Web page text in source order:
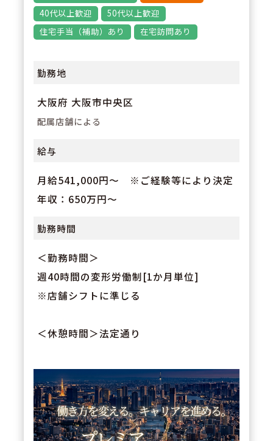
POINT3
福利厚生や職場環境の充実に力を
や転居に伴う異動はございませ
（消化率75％）、ライフワークバ
ランスが取りやすいです。
40代以上歓迎
50代以上歓迎
住宅手当（補助）あり
在宅訪問あり
勤務地
大阪府 大阪市中央区
配属店舗による
給与
月給541,000円～ ※ご経験等により決定
年収：650万円～
勤務時間
＜勤務時間＞
週40時間の変形労働制[1か月単位]
※店舗シフトに準じる
＜休憩時間＞法定通り